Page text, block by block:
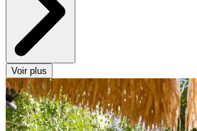
Voir plus